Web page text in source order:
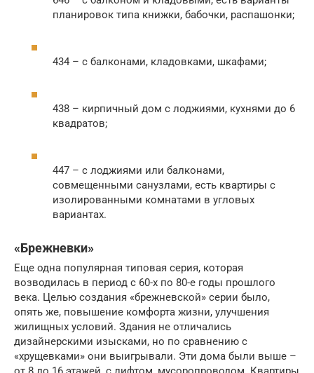
планировок типа книжки, бабочки, распашонки;
434 – с балконами, кладовками, шкафами;
438 – кирпичный дом с лоджиями, кухнями до 6
квадратов;
447 – с лоджиями или балконами,
совмещенными санузлами, есть квартиры с
изолированными комнатами в угловых
вариантах.
«Брежневки»
Еще одна популярная типовая серия, которая
возводилась в период с 60-х по 80-е годы прошлого
века. Целью создания «брежневской» серии было,
опять же, повышение комфорта жизни, улучшения
жилищных условий. Здания не отличались
дизайнерскими изысками, но по сравнению с
«хрущевками» они выигрывали. Эти дома были выше –